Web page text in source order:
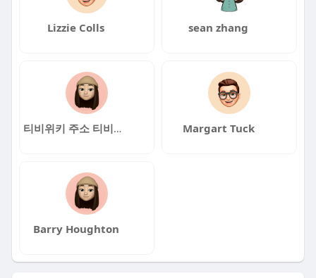
Lizzie Colls sean zhang
티비위키 주소 티비위키 주소 Margart Tuck
Barry Houghton